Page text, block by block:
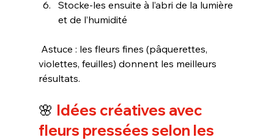
Stocke-les ensuite à l’abri de la lumière
et de l’humidité
violettes, feuilles) donnent les meilleurs
résultats.
🌸 Idées créatives avec
fleurs pressées selon les